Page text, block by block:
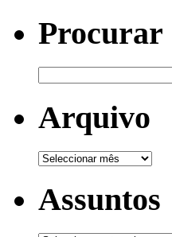
Procurar
por:
Arquivo
Arquivo
Assuntos